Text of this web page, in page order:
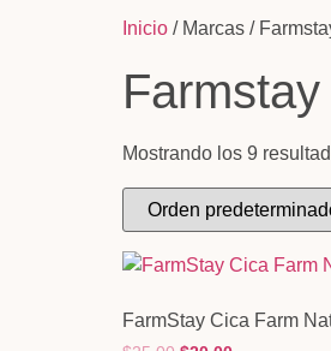
Inicio / Marcas /
Farmstay
Mostrando los 9
FarmStay Cica Farm